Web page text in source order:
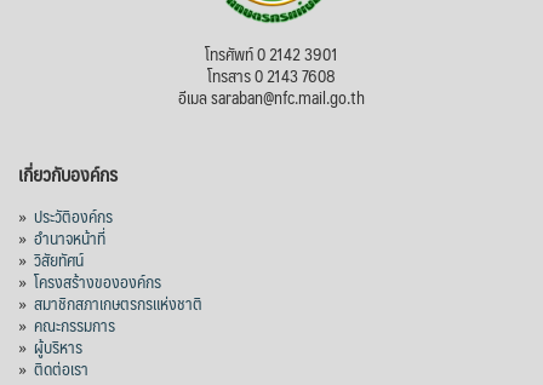
โทรศัพท์ 0 2142 3901
โทรสาร 0 2143 7608
อีเมล saraban@nfc.mail.go.th
เกี่ยวกับองค์กร
» ประวัติองค์กร
» อำนาจหน้าที่
» วิสัยทัศน์
» โครงสร้างขององค์กร
» สมาชิกสภาเกษตรกรแห่งชาติ
» คณะกรรมการ
» ผู้บริหาร
» ติดต่อเรา